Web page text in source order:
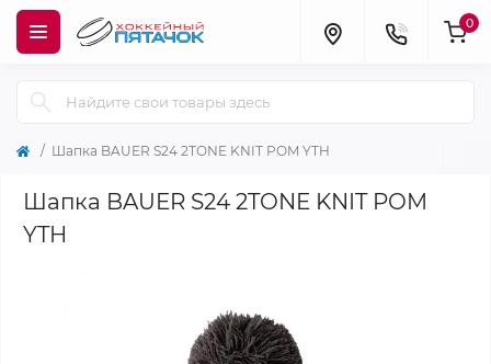
0
Шапка BAUER S24 2TONE KNIT POM YTH
Шапка BAUER S24 2TONE KNIT POM
YTH